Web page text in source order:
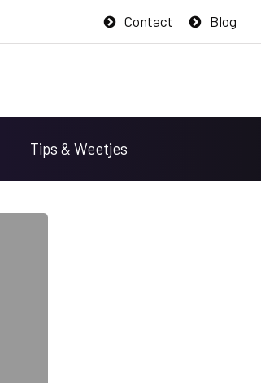
Blog
Contact
Tips & Weetjes